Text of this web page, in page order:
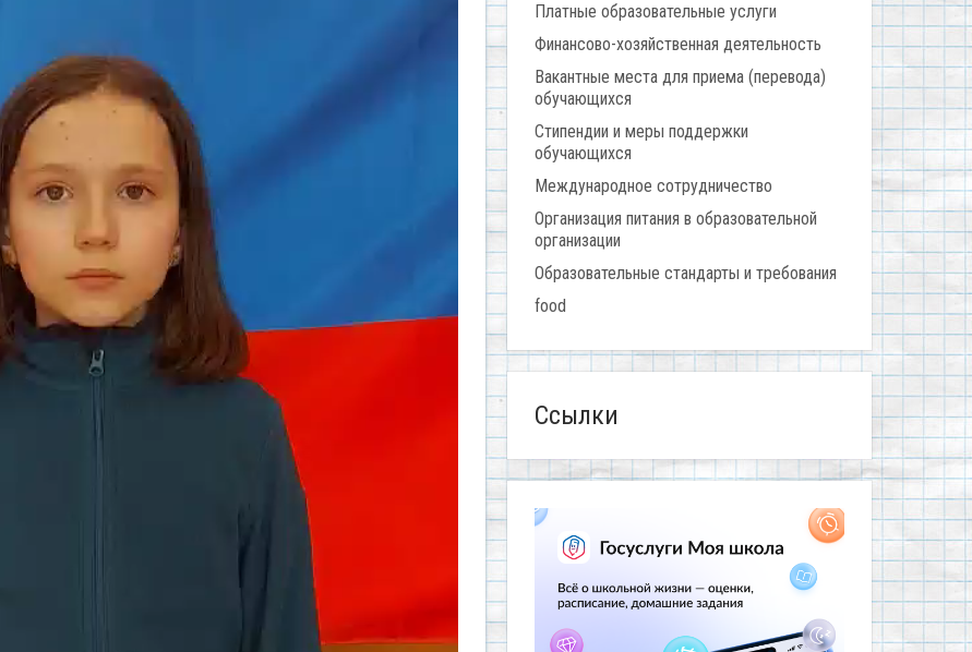
Платные образовательные услуги
Финансово-хозяйственная деятельность
Вакантные места для приема (перевода)
обучающихся
Стипендии и меры поддержки
обучающихся
Международное сотрудничество
Организация питания в образовательной
организации
Образовательные стандарты и требования
food
Ссылки